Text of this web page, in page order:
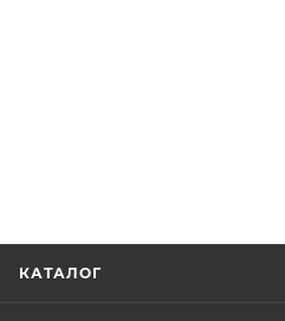
КАТАЛОГ